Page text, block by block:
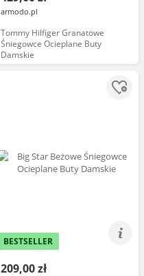
armodo.pl
Tommy Hilfiger Granatowe
Śniegowce Ocieplane Buty
Damskie
BESTSELLER
209,00 zł